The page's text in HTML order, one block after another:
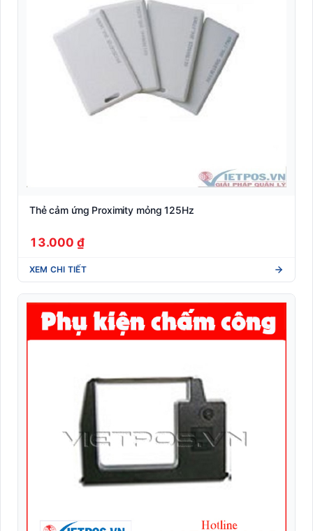
Nhãn Shipping vận chuyển quốc tế (DHL/UPS/FedEx)
Nhãn y tế dược phẩm (Blood tube, Medicine label)
Nhận dạng sinh trắc học
Phần mềm quản lý
Thiết bị phòng chống Covid-19
Thiết bị văn phòng
Thẻ cảm ứng Proximity mỏng 125Hz
13.000 ₫
XEM CHI TIẾT